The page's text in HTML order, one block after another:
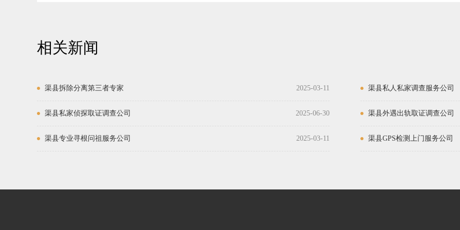
相关新闻
渠县拆除分离第三者专家 2025-03-11 渠县私人私家调查服务公司
渠县私家侦探取证调查公司 2025-06-30 渠县外遇出轨取证调查公司
渠县专业寻根问祖服务公司 2025-03-11 渠县GPS检测上门服务公司